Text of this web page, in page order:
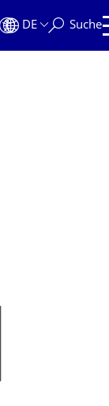
DE Suche